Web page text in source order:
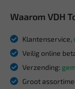
Waarom VDH
Klantenservice,
Veilig online
Verzending:
Groot